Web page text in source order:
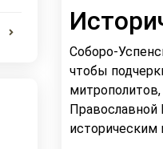
Соборо-
чтобы
Православной